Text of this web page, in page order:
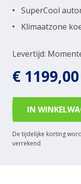
Levertijd:
SuperCool
Klimaatzone
€ 1199,00
IN
De tijdelijke korting
verrekend